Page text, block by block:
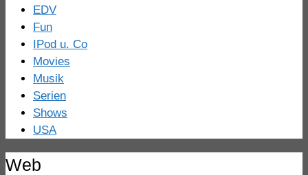
EDV
Fun
IPod u. Co
Movies
Musik
Serien
Shows
USA
Web